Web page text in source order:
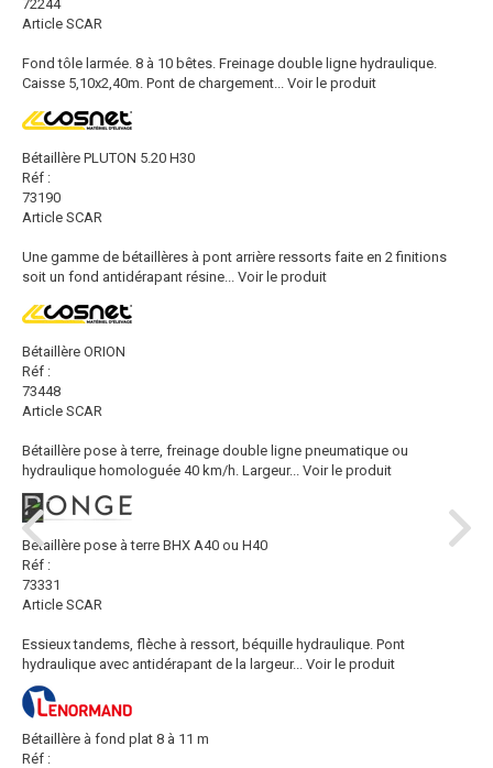
72244
Article SCAR
Fond tôle larmée. 8 à 10 bêtes. Freinage double ligne hydraulique.
Caisse 5,10x2,40m. Pont de chargement... Voir le produit
Bétaillère PLUTON 5.20 H30
Réf :
73190
Article SCAR
Une gamme de bétaillères à pont arrière ressorts faite en 2 finitions
soit un fond antidérapant résine... Voir le produit
Bétaillère ORION
Réf :
73448
Article SCAR
Bétaillère pose à terre, freinage double ligne pneumatique ou
hydraulique homologuée 40 km/h. Largeur... Voir le produit
Bétaillère pose à terre BHX A40 ou H40
Réf :
73331
Article SCAR
Essieux tandems, flèche à ressort, béquille hydraulique. Pont
hydraulique avec antidérapant de la largeur... Voir le produit
Bétaillère à fond plat 8 à 11 m
Réf :